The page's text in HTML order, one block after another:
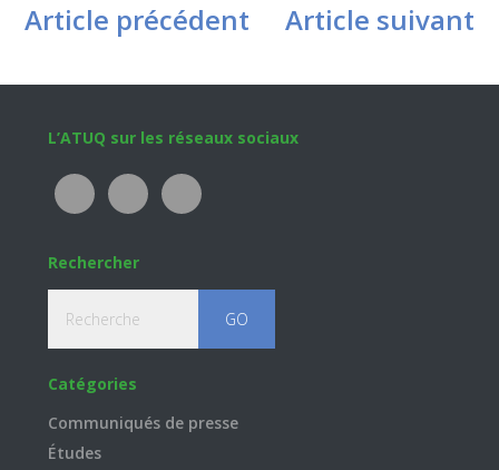
Article précédent Article suivant
Footer
L’ATUQ sur les réseaux sociaux
Rechercher
Catégories
Communiqués de presse
Études